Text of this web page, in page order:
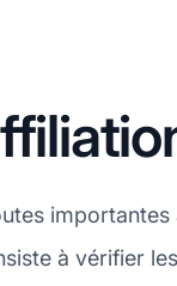
à vérifier